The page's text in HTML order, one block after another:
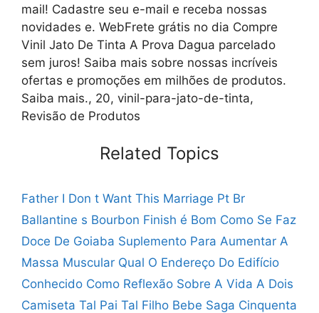
mail! Cadastre seu e-mail e receba nossas
novidades e. WebFrete grátis no dia Compre
Vinil Jato De Tinta A Prova Dagua parcelado
sem juros! Saiba mais sobre nossas incríveis
ofertas e promoções em milhões de produtos.
Saiba mais., 20, vinil-para-jato-de-tinta,
Revisão de Produtos
Related Topics
Father I Don t Want This Marriage Pt Br
Ballantine s Bourbon Finish é Bom Como Se Faz
Doce De Goiaba Suplemento Para Aumentar A
Massa Muscular Qual O Endereço Do Edifício
Conhecido Como Reflexão Sobre A Vida A Dois
Camiseta Tal Pai Tal Filho Bebe Saga Cinquenta